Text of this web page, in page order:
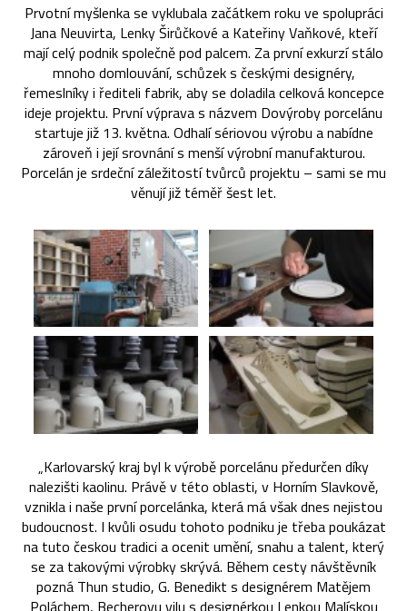
Prvotní myšlenka se vyklubala začátkem roku ve spolupráci
Jana Neuvirta, Lenky Širůčkové a Kateřiny Vaňkové, kteří
mají celý podnik společně pod palcem. Za první exkurzí stálo
mnoho domlouvání, schůzek s českými designéry,
řemeslníky i řediteli fabrik, aby se doladila celková koncepce
ideje projektu. První výprava s názvem Dovýroby porcelánu
startuje již 13. května. Odhalí sériovou výrobu a nabídne
zároveň i její srovnání s menší výrobní manufakturou.
Porcelán je srdeční záležitostí tvůrců projektu – sami se mu
věnují již téměř šest let.
„Karlovarský kraj byl k výrobě porcelánu předurčen díky
nalezišti kaolinu. Právě v této oblasti, v Horním Slavkově,
vznikla i naše první porcelánka, která má však dnes nejistou
budoucnost. I kvůli osudu tohoto podniku je třeba poukázat
na tuto českou tradici a ocenit umění, snahu a talent, který
se za takovými výrobky skrývá. Během cesty návštěvník
pozná Thun studio, G. Benedikt s designérem Matějem
Poláchem, Becherovu vilu s designérkou Lenkou Malískou